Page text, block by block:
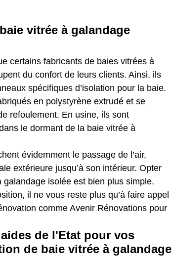
vitrée à galandage
certains fabricants de baies vitrées à
du confort de leurs clients. Ainsi, ils
spécifiques d’isolation pour la baie.
en polystyrène extrudé et se
refoulement. En usine, ils sont
le dormant de la baie vitrée à
évidemment le passage de l’air,
extérieure jusqu’à son intérieur. Opter
galandage isolée est bien plus simple.
il ne vous reste plus qu’à faire appel
comme Avenir Rénovations pour
de l'Etat pour vos
de baie vitrée à galandage